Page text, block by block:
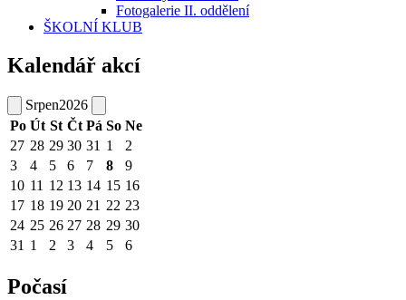
Fotogalerie II. oddělení
ŠKOLNÍ KLUB
Kalendář akcí
Srpen2026
Po Út St Čt Pá So Ne
27 28 29 30 31 1
2
3
4 5 6 7 8
9
10 11 12 13 14 15 16
17 18 19 20 21 22 23
24 25 26 27 28 29 30
31 1 2 3 4 5 6
Počasí